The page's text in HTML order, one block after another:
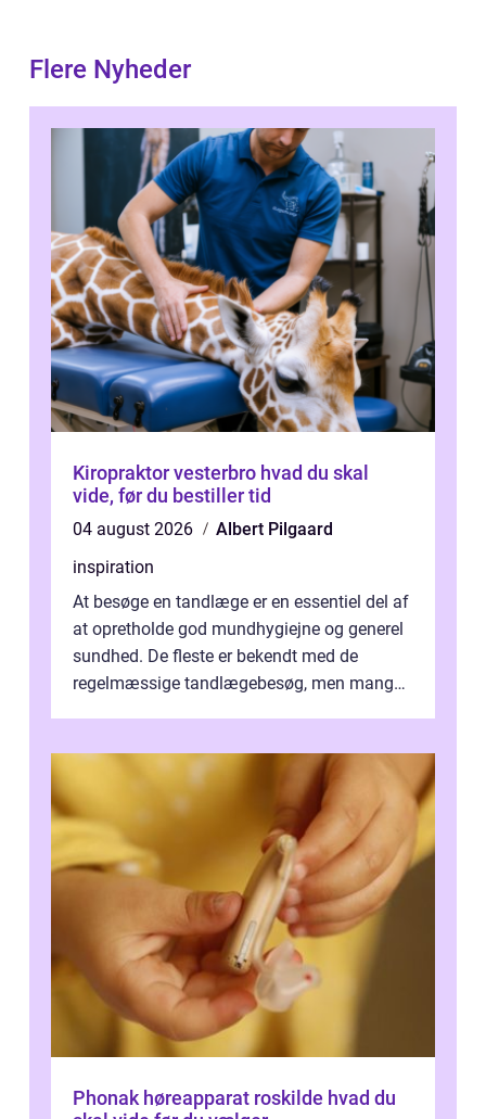
Flere Nyheder
Kiropraktor vesterbro hvad du skal
vide, før du bestiller tid
04 august 2026
Albert Pilgaard
inspiration
At besøge en tandlæge er en essentiel del af
at opretholde god mundhygiejne og generel
sundhed. De fleste er bekendt med de
regelmæssige tandlægebesøg, men mange
Phonak høreapparat roskilde hvad du